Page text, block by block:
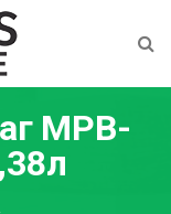
MPB-